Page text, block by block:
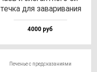
теч­ка для за­ва­ри­ва­ния
4000 руб
Печенье с предсказаниями